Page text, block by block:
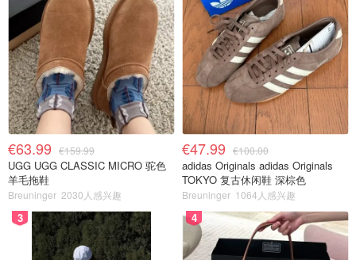
€63.99 €159.99
UGG UGG CLASSIC MICRO 驼色
羊毛拖鞋
Breuninger 2030人感兴趣
€47.99 €100.00
adidas Originals adidas Originals
TOKYO 复古休闲鞋 深棕色
Breuninger 1064人感兴趣
3 4